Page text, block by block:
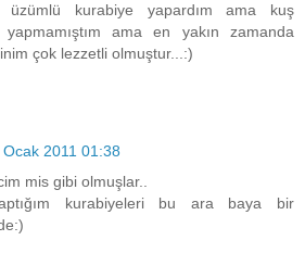
üzümlü kurabiye yapardım ama kuş
ama en yakın zamanda
çok lezzetli olmuştur...:)
Ocak 2011 01:38
mis gibi olmuşlar..
kurabiyeleri bu ara baya bir